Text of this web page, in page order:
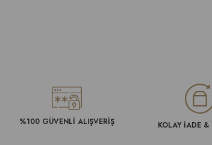
%100 GÜVENLİ ALIŞVERİŞ KOLAY İADE &